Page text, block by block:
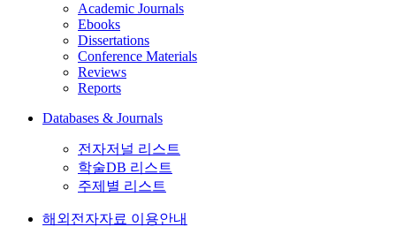
Academic Journals
Ebooks
Dissertations
Conference Materials
Reviews
Reports
Databases & Journals
전자저널 리스트
학술DB 리스트
주제별 리스트
해외전자자료 이용안내